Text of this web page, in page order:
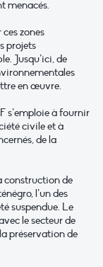
menacés.
zones
projets
Jusqu’ici, de
en œuvre.
s’emploie à fournir
civile et à
de la
construction de
l’un des
suspendue. Le
le secteur de
préservation de